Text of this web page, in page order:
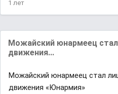
1 лет
Можайский юнармеец
движения...
Можайский юнармеец стал
движения «Юнармия»